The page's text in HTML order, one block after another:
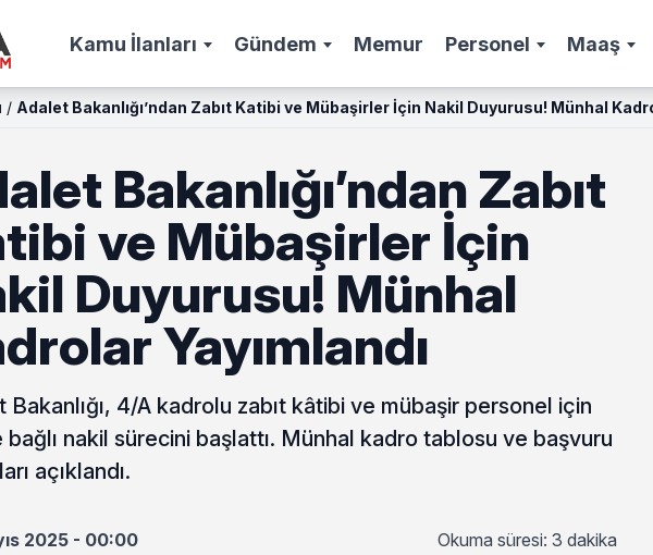
Kamu İlanları Gündem Memur Personel Maaş
/ Adalet Bakanlığı’ndan Zabıt Katibi ve Mübaşirler İçin Nakil Duyurusu! Münhal
Bakanlığı’ndan Zabıt
ve Mübaşirler İçin
Duyurusu! Münhal
Yayımlandı
Bakanlığı, 4/A kadrolu zabıt kâtibi ve mübaşir personel için
bağlı nakil sürecini başlattı. Münhal kadro tablosu ve başvuru
açıklandı.
2025 - 00:00 Okuma süresi: 3 dakika